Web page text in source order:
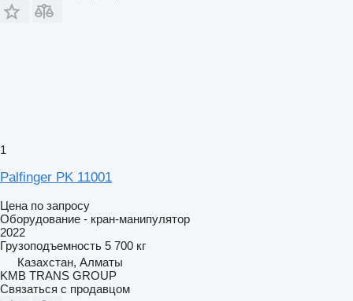
1
Palfinger PK 11001
Цена по запросу
Оборудование - кран-манипулятор
2022
Грузоподъемность 5 700 кг
Казахстан, Алматы
KMB TRANS GROUP
Связаться с продавцом